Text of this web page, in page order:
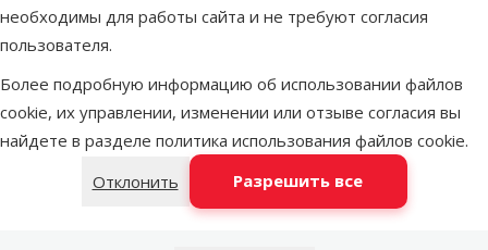
необходимы для работы сайта и не требуют согласия
пользователя.
Более подробную информацию об использовании файлов
cookie, их управлении, изменении или отзыве согласия вы
найдете в разделе политика использования файлов cookie.
Отклонить
Разрешить все
Свяжись с нами
Меню в футере
Интернет-магазин
Информация о компании